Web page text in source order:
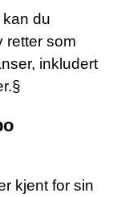
kan du
retter som
inkludert
kjent for sin